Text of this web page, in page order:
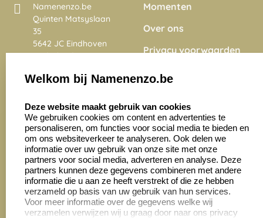
Namenenzo.be
Quinten Matsyslaan
35
5642 JC Eindhoven
Nederland
4028 beoordelingen
Momenten
Over ons
Privacy voorwaarden
Onze vacatures
Zakelijk:
Aanvraag op maat
Cadeaubonnen
Klantenservice:
Contact opnemen
Veelgestelde vragen
Retourneren
Welkom bij Namenenzo.be
Deze website maakt gebruik van cookies
We gebruiken cookies om content en advertenties te
personaliseren, om functies voor social media te bieden en
om ons websiteverkeer te analyseren. Ook delen we
informatie over uw gebruik van onze site met onze
partners voor social media, adverteren en analyse. Deze
partners kunnen deze gegevens combineren met andere
informatie die u aan ze heeft verstrekt of die ze hebben
verzameld op basis van uw gebruik van hun services.
Voor meer informatie over de gegevens welke wij
verzamelen verwijzen wij u graag door naar ons privacy